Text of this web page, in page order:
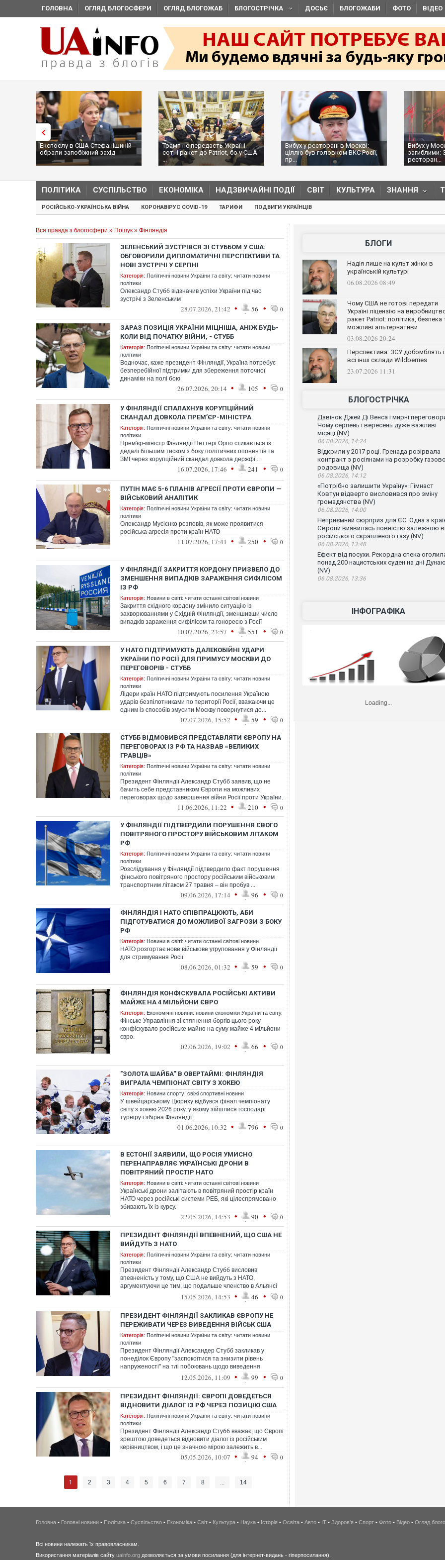
ГОЛОВНА ОГЛЯД БЛОГОСФЕРИ ОГЛЯД БЛОГОЖАБ БЛОГОСТРІЧКА ДОСЬЄ БЛОГОЖАБИ ФОТО ВІДЕО
Експослу в США Стефанішиній
обрали запобіжний захід
Трамп не передасть Україні
сотні ракет до Patriot, бо у США
...
Вибух у ресторані в Москві:
ціллю був головком ВКС Росії,
пр...
Вибух у
загиблими:
ресторан...
ПОЛІТИКА СУСПІЛЬСТВО ЕКОНОМІКА НАДЗВИЧАЙНІ ПОДІЇ СВІТ КУЛЬТУРА ЗНАННЯ
РОСІЙСЬКО-УКРАЇНСЬКА ВІЙНА КОРОНАВІРУС COVID-19 ТАРИФИ ПОДВИГИ УКРАЇНЦІВ
Вся правда з блогосфери » Пошук » Фінляндія
ЗЕЛЕНСЬКИЙ ЗУСТРІВСЯ ЗІ СТУББОМ У США:
ОБГОВОРИЛИ ДИПЛОМАТИЧНІ ПЕРСПЕКТИВИ ТА
НОВІ ЗУСТРІЧІ У СЕРПНІ
Категорія: Політичні новини України та світу: читати новини
політики
Олександр Стубб відзначив успіхи України під час
зустрічі з Зеленським
28.07.2026, 21:42 • 56 • 0
ЗАРАЗ ПОЗИЦІЯ УКРАЇНИ МІЦНІША, АНІЖ БУДЬ-
КОЛИ ВІД ПОЧАТКУ ВІЙНИ, - СТУББ
Категорія: Політичні новини України та світу: читати новини
політики
Водночас, каже президент Фінляндії, Україна потребує
безперебійної підтримки для збереження поточної
динаміки на полі бою
26.07.2026, 20:14 • 105 • 0
У ФІНЛЯНДІЇ СПАЛАХНУВ КОРУПЦІЙНИЙ
СКАНДАЛ ДОВКОЛА ПРЕМ’ЄР-МІНІСТРА
Категорія: Політичні новини України та світу: читати новини
політики
Прем'єр-міністр Фінляндії Петтері Орпо стикається із
дедалі більшим тиском з боку політичних опонентів та
ЗМІ через корупційний скандал довкола держфі...
16.07.2026, 17:46 • 241 • 0
ПУТІН МАЄ 5-6 ПЛАНІВ АГРЕСІЇ ПРОТИ ЄВРОПИ —
ВІЙСЬКОВИЙ АНАЛІТИК
Категорія: Політичні новини України та світу: читати новини
політики
Олександр Мусієнко розповів, як може проявитися
російська агресія проти країн НАТО
11.07.2026, 17:41 • 250 • 0
У ФІНЛЯНДІЇ ЗАКРИТТЯ КОРДОНУ ПРИЗВЕЛО ДО
ЗМЕНШЕННЯ ВИПАДКІВ ЗАРАЖЕННЯ СИФІЛІСОМ
ІЗ РФ
Категорія: Новини в світі: читати останні світові новини
Закриття східного кордону змінило ситуацію із
захворюваннями у Східній Фінляндії, зменшивши число
випадків зараження сифілісом та гонореєю з Росії
10.07.2026, 23:57 • 551 • 0
У НАТО ПІДТРИМУЮТЬ ДАЛЕКОБІЙНІ УДАРИ
УКРАЇНИ ПО РОСІЇ ДЛЯ ПРИМУСУ МОСКВИ ДО
ПЕРЕГОВОРІВ - СТУББ
Категорія: Політичні новини України та світу: читати новини
політики
Лідери країн НАТО підтримують посилення Україною
ударів безпілотниками по території Росії, вважаючи це
одним із способів змусити Москву повернутися до...
07.07.2026, 15:52 • 59 • 0
СТУББ ВІДМОВИВСЯ ПРЕДСТАВЛЯТИ ЄВРОПУ НА
ПЕРЕГОВОРАХ ІЗ РФ ТА НАЗВАВ «ВЕЛИКИХ
ГРАВЦІВ»
Категорія: Політичні новини України та світу: читати новини
політики
Президент Фінляндії Александр Стубб заявив, що не
бачить себе представником Європи на можливих
переговорах щодо завершення війни Росії проти України.
11.06.2026, 11:22 • 210 • 0
У ФІНЛЯНДІЇ ПІДТВЕРДИЛИ ПОРУШЕННЯ СВОГО
ПОВІТРЯНОГО ПРОСТОРУ ВІЙСЬКОВИМ ЛІТАКОМ
РФ
Категорія: Політичні новини України та світу: читати новини
політики
Розслідування у Фінляндії підтвердило факт порушення
фінського повітряного простору російським військовим
транспортним літаком 27 травня – він пробув ...
09.06.2026, 17:14 • 96 • 0
ФІНЛЯНДІЯ І НАТО СПІВПРАЦЮЮТЬ, АБИ
ПІДГОТУВАТИСЯ ДО МОЖЛИВОЇ ЗАГРОЗИ З БОКУ
РФ
Категорія: Новини в світі: читати останні світові новини
НАТО розгортає нове військове угруповання у Фінляндії
для стримування Росії
08.06.2026, 01:32 • 59 • 0
ФІНЛЯНДІЯ КОНФІСКУВАЛА РОСІЙСЬКІ АКТИВИ
МАЙЖЕ НА 4 МІЛЬЙОНИ ЄВРО
Категорія: Економічні новини: новини економіки України та світу.
Фінське Управління зі стягнення боргів цього року
конфіскувало російське майно на суму майже 4 мільйони
євро.
02.06.2026, 19:02 • 66 • 0
"ЗОЛОТА ШАЙБА" В ОВЕРТАЙМІ: ФІНЛЯНДІЯ
ВИГРАЛА ЧЕМПІОНАТ СВІТУ З ХОКЕЮ
Категорія: Новини спорту: свіжі спортивні новини
У швейцарському Цюриху відбувся фінал чемпіонату
світу з хокею 2026 року, у якому зійшлися господарі
турніру і збірна Фінляндії.
01.06.2026, 10:32 • 796 • 0
В ЕСТОНІЇ ЗАЯВИЛИ, ЩО РОСІЯ УМИСНО
ПЕРЕНАПРАВЛЯЄ УКРАЇНСЬКІ ДРОНИ В
ПОВІТРЯНИЙ ПРОСТІР НАТО
Категорія: Новини в світі: читати останні світові новини
Українські дрони залітають в повітряний простір країн
НАТО через російські системи РЕБ, які цілеспрямовано
збивають їх із курсу.
22.05.2026, 14:53 • 90 • 0
ПРЕЗИДЕНТ ФІНЛЯНДІЇ ВПЕВНЕНИЙ, ЩО США НЕ
ВИЙДУТЬ З НАТО
Категорія: Політичні новини України та світу: читати новини
політики
Президент Фінляндії Александр Стубб висловив
впевненість у тому, що США не вийдуть з НАТО,
аргументуючи це тим, що подальше членство в Альянсі
15.05.2026, 14:53 • 46 • 0
ПРЕЗИДЕНТ ФІНЛЯНДІЇ ЗАКЛИКАВ ЄВРОПУ НЕ
ПЕРЕЖИВАТИ ЧЕРЕЗ ВИВЕДЕННЯ ВІЙСЬК США
Категорія: Політичні новини України та світу: читати новини
політики
Президент Фінляндії Александер Стубб закликав у
понеділок Європу "заспокоїтися та знизити рівень
напруженості" на тлі побоювань щодо виведення
12.05.2026, 11:09 • 99 • 0
ПРЕЗИДЕНТ ФІНЛЯНДІЇ: ЄВРОПІ ДОВЕДЕТЬСЯ
ВІДНОВИТИ ДІАЛОГ ІЗ РФ ЧЕРЕЗ ПОЗИЦІЮ США
Категорія: Політичні новини України та світу: читати новини
політики
Президент Фінляндії Александр Стубб вважає, що Європі
зрештою доведеться відновити діалог із російським
керівництвом, і що це значною мірою залежить в...
05.05.2026, 10:07 • 94 • 0
1 2 3 4 5 6 7 8 ... 14
БЛОГИ
Надія лише на культ жінки в
українській культурі
06.08.2026 08:49
Чому США не готові передати
Україні ліцензію на
ракет Patriot: політика, безпека
можливі альтернативи
03.08.2026 20:24
Перспектива: ЗСУ добомблять і
всі інші склади Wildberries
23.07.2026 11:31
БЛОГОСТРІЧКА
Дзвінок Джей Ді Венса і мирні
Чому серпень і вересень дуже важливі
місяці (NV)
06.08.2026, 14:24
Відкрили у 2017 році. Гренада розірвала
контракт з росіянами на розробку
родовища (NV)
06.08.2026, 14:12
«Потрібно залишити Україну». Гімнаст
Ковтун відверто висловився про зміну
громадянства (NV)
06.08.2026, 14:00
Неприємний сюрприз для ЄС. Одна з
Європи виявилась повністю залежною
російського скрапленого газу (NV)
06.08.2026, 13:48
Ефект від посухи. Рекордна спека
понад 200 нацистських суден на дні Дунаю
(NV)
06.08.2026, 13:36
ІНФОГРАФІКА
Loading...
Росія атакувала Суми КАБами:
торговельний центр, будинки, є
Топпосадовцю Повітряних Сил
Головна • Головні новини • Політика • Суспільство • Економіка • Світ • Культура • Наука • Історія • Освіта • Авто • IT • Здоров'я • Спорт • Фото • Відео • Огляд
Всі новини належать їх правовласникам.
Використання матеріалів сайту uainfo.org дозволяється за умови посилання (для інтернет-видань - гіперпосилання).